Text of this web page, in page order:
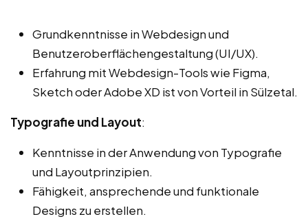
Grundkenntnisse in Webdesign und
Benutzeroberflächengestaltung (UI/UX).
Erfahrung mit Webdesign-Tools wie Figma,
Sketch oder Adobe XD ist von Vorteil in Sülzetal.
Typografie und Layout:
Kenntnisse in der Anwendung von Typografie
und Layoutprinzipien.
Fähigkeit, ansprechende und funktionale
Designs zu erstellen.